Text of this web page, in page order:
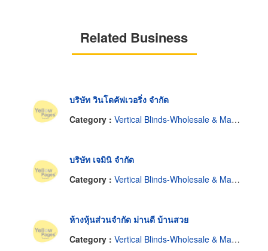
Related Business
บริษัท วินโดคัฟเวอริ่ง จำกัด
Category : Vertical Blinds-Wholesale & Manufacturers
บริษัท เจมินิ จำกัด
Category : Vertical Blinds-Wholesale & Manufacturers
ห้างหุ้นส่วนจำกัด ม่านดี บ้านสวย
Category : Vertical Blinds-Wholesale & Manufacturers